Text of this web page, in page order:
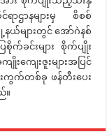
ဌာနများမှ စိစစ်
ယ်များတွင် အော်ဂဲနစ်
က်ခင်းများ စိုက်ပျိုး
ကျေးဇူးများအပြင်
ကွက်တစ်ခု ဖန်တီးပေး
။